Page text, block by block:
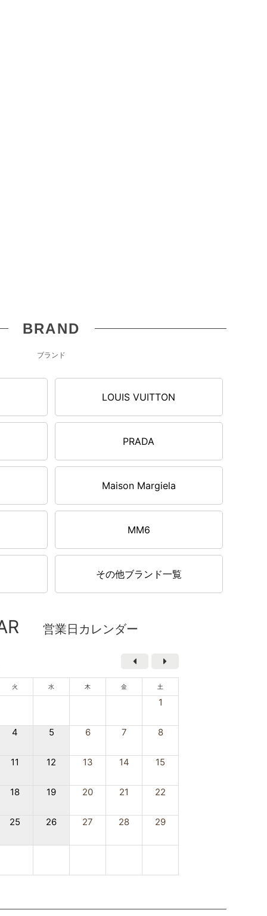
BRAND
ブランド
LOUIS VUITTON
PRADA
Maison Margiela
MM6
その他ブランド一覧
営業日カレンダー
火 水 木 金 土
1
4 5 6 7 8
11 12 13 14 15
18 19 20 21 22
25 26 27 28 29